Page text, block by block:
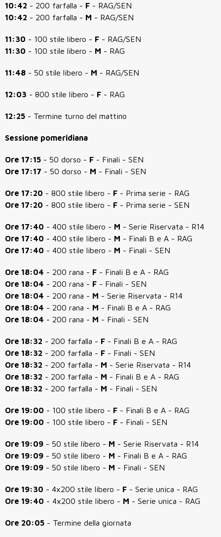
10:42 - 200 farfalla - F - RAG/SEN
10:42 - 200 farfalla - M - RAG/SEN
11:30 - 100 stile libero - F - RAG/SEN
11:30 - 100 stile libero - M - RAG
11:48 - 50 stile libero - M - RAG/SEN
12:03 - 800 stile libero - F - RAG
12:25 - Termine turno del mattino
Sessione pomeridiana
Ore 17:15 - 50 dorso - F - Finali - SEN
Ore 17:17 - 50 dorso - M - Finali - SEN
Ore 17:20 - 800 stile libero - F - Prima serie - RAG
Ore 17:20 - 800 stile libero - F - Prima serie - SEN
Ore 17:40 - 400 stile libero - M - Serie Riservata - R14
Ore 17:40 - 400 stile libero - M - Finali B e A - RAG
Ore 17:40 - 400 stile libero - M - Finali - SEN
Ore 18:04 - 200 rana - F - Finali B e A - RAG
Ore 18:04 - 200 rana - F - Finali - SEN
Ore 18:04 - 200 rana - M - Serie Riservata - R14
Ore 18:04 - 200 rana - M - Finali B e A - RAG
Ore 18:04 - 200 rana - M - Finali - SEN
Ore 18:32 - 200 farfalla - F - Finali B e A - RAG
Ore 18:32 - 200 farfalla - F - Finali - SEN
Ore 18:32 - 200 farfalla - M - Serie Riservata - R14
Ore 18:32 - 200 farfalla - M - Finali B e A - RAG
Ore 18:32 - 200 farfalla - M - Finali - SEN
Ore 19:00 - 100 stile libero - F - Finali B e A - RAG
Ore 19:00 - 100 stile libero - F - Finali - SEN
Ore 19:09 - 50 stile libero - M - Serie Riservata - R14
Ore 19:09 - 50 stile libero - M - Finali B e A - RAG
Ore 19:09 - 50 stile libero - M - Finali - SEN
Ore 19:30 - 4x200 stile libero - F - Serie unica - RAG
Ore 19:40 - 4x200 stile libero - M - Serie unica - RAG
Ore 20:05 - Termine della giornata